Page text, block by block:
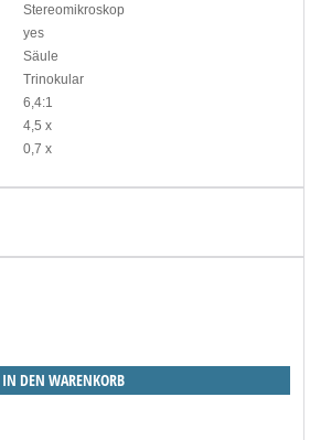
Stereomikroskop
yes
Säule
Trinokular
6,4:1
4,5 x
0,7 x